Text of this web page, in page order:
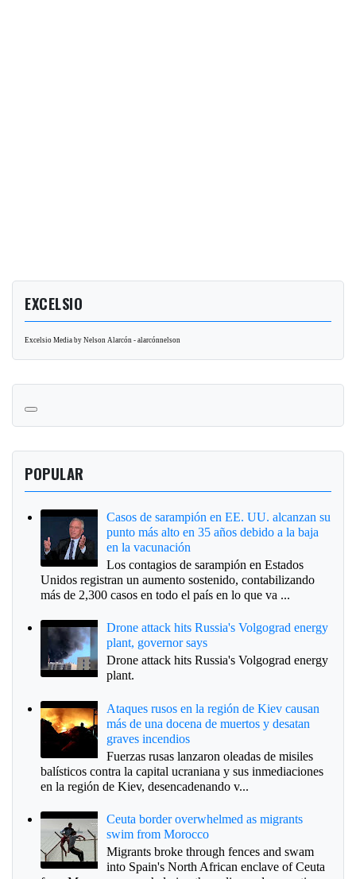
EXCELSIO
Excelsio Media by Nelson Alarcón - alarcónnelson
POPULAR
Casos de sarampión en EE. UU. alcanzan su
punto más alto en 35 años debido a la baja
en la vacunación
Los contagios de sarampión en Estados
Unidos registran un aumento sostenido, contabilizando
más de 2,300 casos en todo el país en lo que va ...
Drone attack hits Russia's Volgograd energy
plant, governor says
Drone attack hits Russia's Volgograd energy
plant.
Ataques rusos en la región de Kiev causan
más de una docena de muertos y desatan
graves incendios
Fuerzas rusas lanzaron oleadas de misiles
balísticos contra la capital ucraniana y sus inmediaciones
en la región de Kiev, desencadenando v...
Ceuta border overwhelmed as migrants
swim from Morocco
Migrants broke through fences and swam
into Spain's North African enclave of Ceuta